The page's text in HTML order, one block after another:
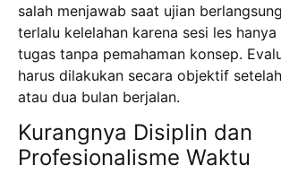
salah menjawab saat ujian
terlalu kelelahan karena sesi les hanya
tugas tanpa pemahaman konsep.
harus dilakukan secara objektif
atau dua bulan berjalan.
Kurangnya Disiplin dan
Profesionalisme Waktu